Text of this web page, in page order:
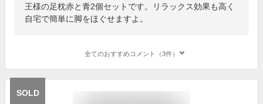
王様の足枕赤と青2個セットです。リラックス効果も高く
自宅で簡単に脚をほぐせますよ。
全てのおすすめコメント（3件）
SOLD